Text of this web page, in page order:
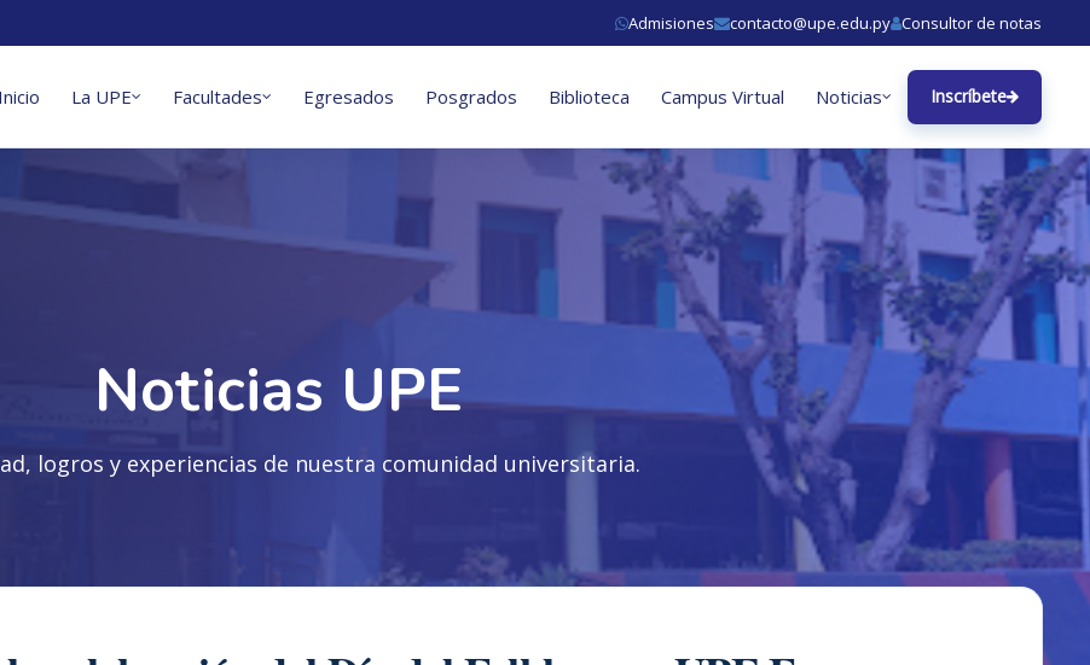
Admisiones contacto@upe.edu.py Consultor de notas
Inicio La UPE Facultades Egresados Posgrados Biblioteca Campus Virtual Noticias Inscríbete
Noticias UPE
logros y experiencias de nuestra comunidad universitaria.